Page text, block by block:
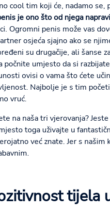
cool tim koji će, nadamo
je ono što od njega
Ogromni penis može vas
osjeća sjajno ako se
su drugačije, ali šanse
počnite umjesto da si
ovisi o vama što ćete
Najbolje je s tim
vruć.
na naša tri vjerovanja?
toga uživajte u
već znate. Jer s
tijela